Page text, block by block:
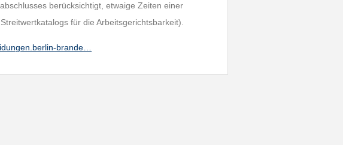
berücksichtigt, etwaige Zeiten einer
für die Arbeitsgerichtsbarkeit).
brande…